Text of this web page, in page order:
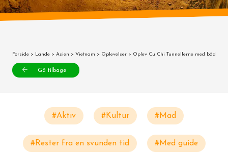
Forside > Lande > Asien > Vietnam > Oplevelser > Oplev Cu Chi Tunnellerne med båd
Gå tilbage
#Aktiv #Kultur #Mad
#Rester fra en svunden tid #Med guide